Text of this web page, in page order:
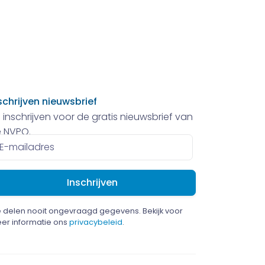
nieuwsbrief
inschrijven voor de gratis nieuwsbrief van
delen nooit ongevraagd gegevens. Bekijk voor
informatie ons privacybeleid.